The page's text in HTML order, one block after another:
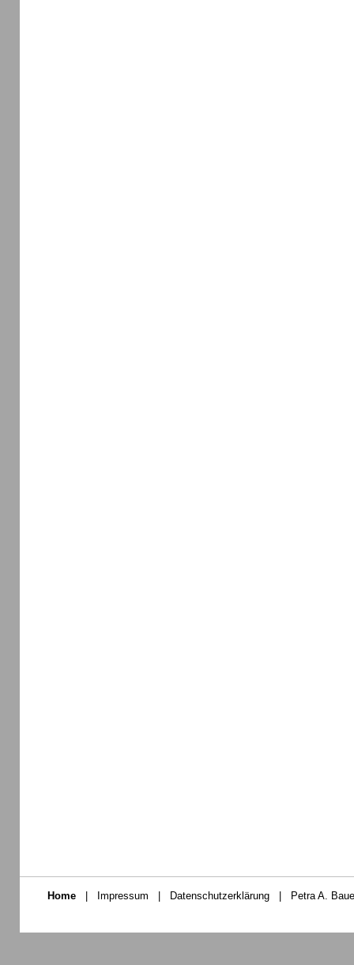
Home Impressum Datenschutzerklärung Petra A.